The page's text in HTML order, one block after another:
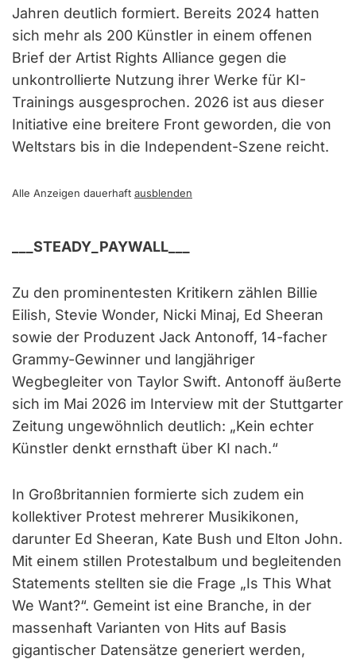
Jahren deutlich formiert. Bereits 2024 hatten
sich mehr als 200 Künstler in einem offenen
Brief der Artist Rights Alliance gegen die
unkontrollierte Nutzung ihrer Werke für KI-
Trainings ausgesprochen. 2026 ist aus dieser
Initiative eine breitere Front geworden, die von
Weltstars bis in die Independent-Szene reicht.
Alle Anzeigen dauerhaft ausblenden
___STEADY_PAYWALL___
Zu den prominentesten Kritikern zählen Billie
Eilish, Stevie Wonder, Nicki Minaj, Ed Sheeran
sowie der Produzent Jack Antonoff, 14-facher
Grammy-Gewinner und langjähriger
Wegbegleiter von Taylor Swift. Antonoff äußerte
sich im Mai 2026 im Interview mit der Stuttgarter
Zeitung ungewöhnlich deutlich: „Kein echter
Künstler denkt ernsthaft über KI nach.“
In Großbritannien formierte sich zudem ein
kollektiver Protest mehrerer Musikikonen,
darunter Ed Sheeran, Kate Bush und Elton John.
Mit einem stillen Protestalbum und begleitenden
Statements stellten sie die Frage „Is This What
We Want?“. Gemeint ist eine Branche, in der
massenhaft Varianten von Hits auf Basis
gigantischer Datensätze generiert werden,